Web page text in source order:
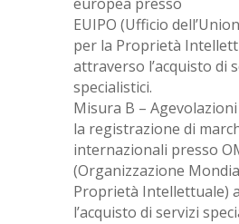
EUIPO (Ufficio
per la Proprietà
attraverso l’acquisto di
specialistici.
Misura B –
la registrazione di
internazionali presso
(Organizzazione
Proprietà Intellettuale)
l’acquisto di servizi